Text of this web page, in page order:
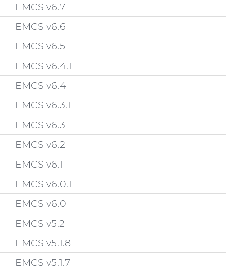
EMCS v6.7
EMCS v6.6
EMCS v6.5
EMCS v6.4.1
EMCS v6.4
EMCS v6.3.1
EMCS v6.3
EMCS v6.2
EMCS v6.1
EMCS v6.0.1
EMCS v6.0
EMCS v5.2
EMCS v5.1.8
EMCS v5.1.7